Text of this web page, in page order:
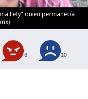
Lety" quien permanecía
8 10